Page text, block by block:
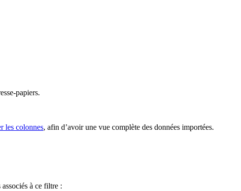
papiers.
les colonnes, afin d’avoir une vue complète des données importées.
à ce filtre :